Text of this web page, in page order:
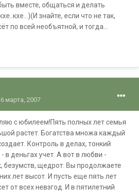
вместе, общаться и делать
знайте, если что не так,
по всей необъятной, и тогда...
марта, 2007
с юбилеем!Пять полных лет семья
растет. Богатства множа каждый
Контроль в делах, тонкий
в деньгах учет. А вот в любви -
безумств, щедрот. Вы продолжаете
лет высот. И пусть еще пять лет
от всех невзгод. И в пятилетний